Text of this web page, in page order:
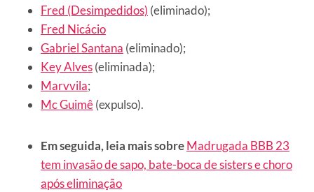
Fred (Desimpedidos) (eliminado);
Fred Nicácio
Gabriel Santana (eliminado);
Key Alves(eliminada);
Marvvila;
Mc Guimê(expulso).
Em seguida, leia mais sobreMadrugada BBB 23
tem invasão de sapo, bate-boca de sisters e choro
após eliminação